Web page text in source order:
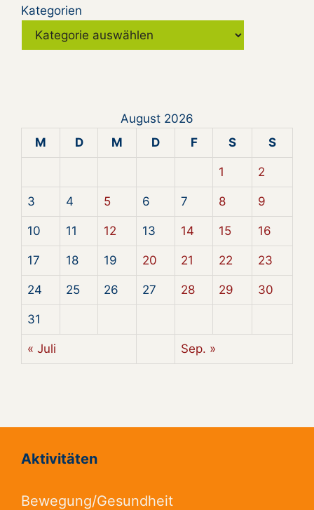
Kategorien
August 2026
M
D M D F S S
1 2
3 4 5 6 7 8 9
10 11 12 13 14 15 16
17 18 19 20 21 22 23
24 25 26 27 28 29 30
31
« Juli Sep. »
Aktivitäten
Bewegung/Gesundheit